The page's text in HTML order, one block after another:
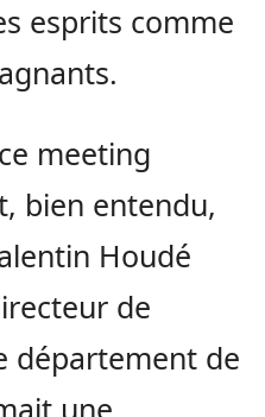
esprits comme
meeting
bien entendu,
Houdé
de
département de
une